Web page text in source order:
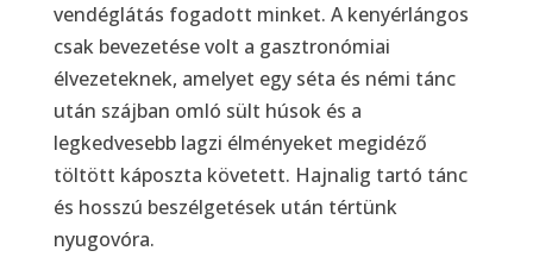
vendéglátás fogadott minket. A kenyérlángos
csak bevezetése volt a gasztronómiai
élvezeteknek, amelyet egy séta és némi tánc
után szájban omló sült húsok és a
legkedvesebb lagzi élményeket megidéző
töltött káposzta követett. Hajnalig tartó tánc
és hosszú beszélgetések után tértünk
nyugovóra.